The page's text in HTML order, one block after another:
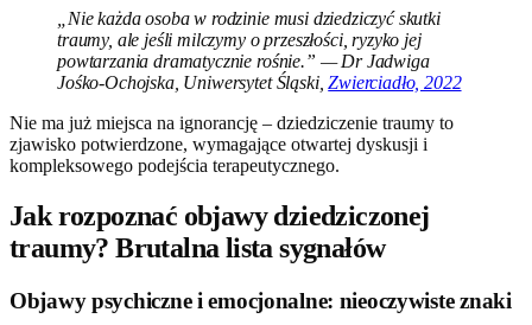
„Nie każda osoba w rodzinie musi dziedziczyć skutki
traumy, ale jeśli milczymy o przeszłości, ryzyko jej
powtarzania dramatycznie rośnie.” — Dr Jadwiga
Jośko-Ochojska, Uniwersytet Śląski,Zwierciadło, 2022
Nie ma już miejsca na ignorancję – dziedziczenie traumy to
zjawisko potwierdzone, wymagające otwartej dyskusji i
kompleksowego podejścia terapeutycznego.
Jak rozpoznać objawy dziedziczonej
traumy? Brutalna lista sygnałów
Objawy psychiczne i emocjonalne: nieoczywiste znaki